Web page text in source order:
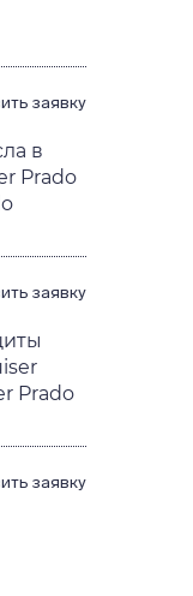
заявку
в
Prado
заявку
Prado
заявку